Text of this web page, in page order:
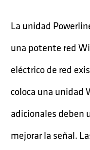
La unidad
una potente red
eléctrico de red
coloca una unidad
adicionales deben
mejorar la señal.